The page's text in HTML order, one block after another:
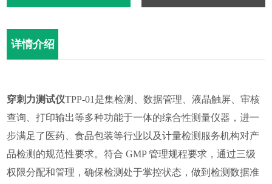
详情介绍
穿刺力测试仪TPP-01是集检测、数据管理、液晶触屏、审核
查询、打印输出等多种功能于一体的综合性测量仪器，进一
步满足了医药、食品包装等行业以及计量检测服务机构对产
品检测的规范性要求。符合 GMP 管理规程要求，通过三级
权限分配和管理，确保检测处于掌控状态，做到检测数据准